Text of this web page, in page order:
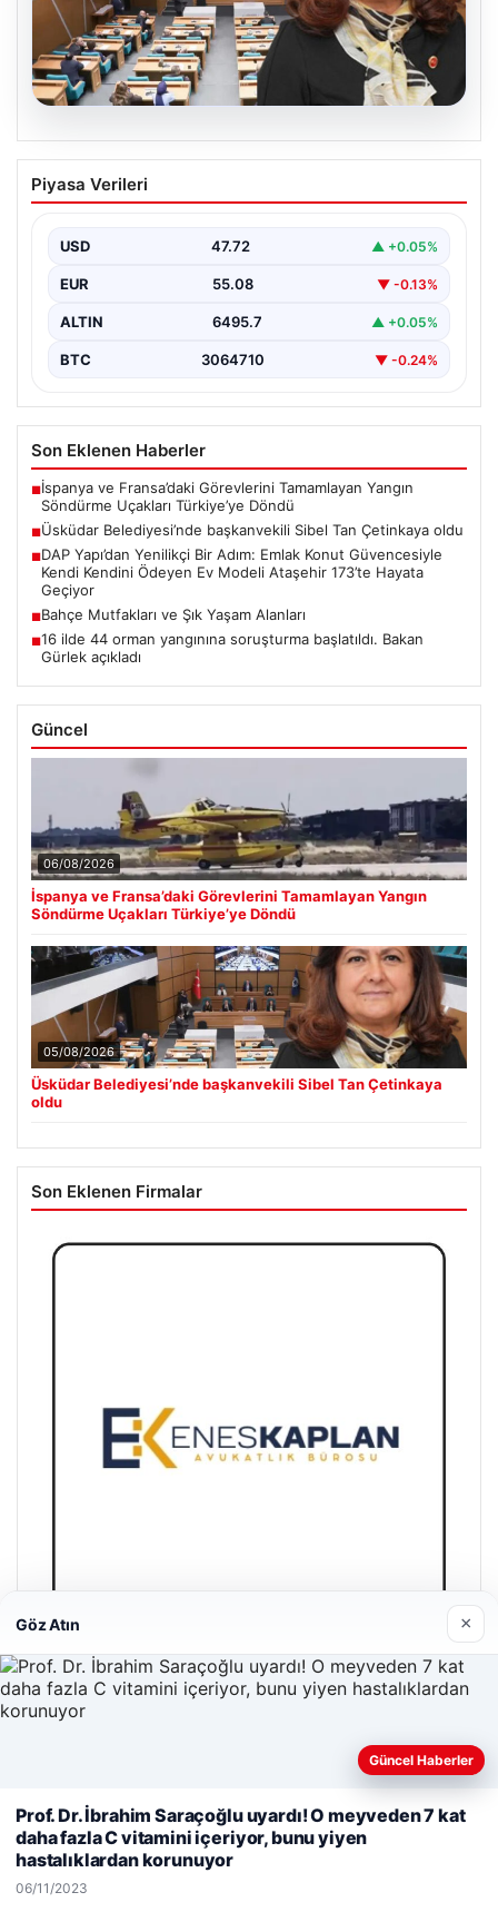
05.08.2026
Üsküdar Belediyesi’nde başkanvekili
Sibel Tan Çetinkaya oldu
Piyasa Verileri
USD 47.72 ▲ +0.05%
EUR 55.08 ▼ -0.13%
ALTIN 6495.7 ▲ +0.05%
BTC 3064710 ▼ -0.24%
Son Eklenen Haberler
■İspanya ve Fransa’daki Görevlerini Tamamlayan Yangın
Söndürme Uçakları Türkiye’ye Döndü
■Üsküdar Belediyesi’nde başkanvekili Sibel Tan Çetinkaya oldu
■DAP Yapı’dan Yenilikçi Bir Adım: Emlak Konut Güvencesiyle
Kendi Kendini Ödeyen Ev Modeli Ataşehir 173’te Hayata
Geçiyor
■Bahçe Mutfakları ve Şık Yaşam Alanları
■16 ilde 44 orman yangınına soruşturma başlatıldı. Bakan
Gürlek açıkladı
Güncel
06/08/2026
İspanya ve Fransa’daki Görevlerini Tamamlayan Yangın
Söndürme Uçakları Türkiye’ye Döndü
05/08/2026
Üsküdar Belediyesi’nde başkanvekili Sibel Tan Çetinkaya
oldu
Son Eklenen Firmalar
Enes Kaplan Avukatlık Bürosu
28/04/2026
© 2026 Sözcü Web
deneyiminizi kişiselleştirmek ve geliştirmek amacıyla çerezler
kullanıyoruz.Çerez Politikamız
Kabul Et
Göz Atın ×
Güncel Haberler
Prof. Dr. İbrahim Saraçoğlu uyardı! O meyveden 7 kat
daha fazla C vitamini içeriyor, bunu yiyen
hastalıklardan korunuyor
06/11/2023